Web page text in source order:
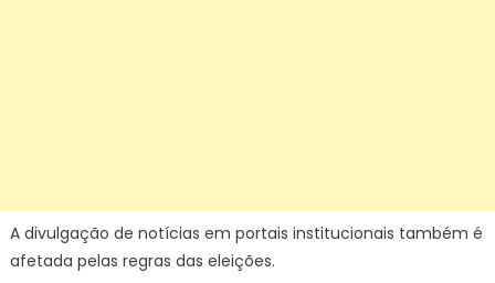
A divulgação de notícias em portais institucionais também é
afetada pelas regras das eleições.